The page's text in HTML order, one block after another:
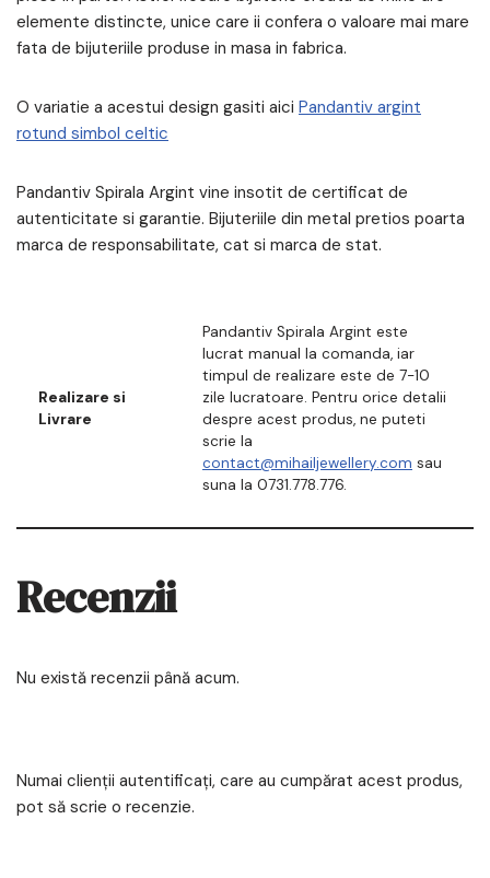
elemente distincte, unice care ii confera o valoare mai mare
fata de bijuteriile produse in masa in fabrica.
O variatie a acestui design gasiti aici Pandantiv argint
rotund simbol celtic
Pandantiv Spirala Argint vine insotit de certificat de
autenticitate si garantie. Bijuteriile din metal pretios poarta
marca de responsabilitate, cat si marca de stat.
Realizare si
Livrare
Pandantiv Spirala Argint este
lucrat manual la comanda, iar
timpul de realizare este de 7-10
zile lucratoare. Pentru orice detalii
despre acest produs, ne puteti
scrie la
contact@mihailjewellery.com sau
suna la 0731.778.776.
Recenzii
Nu există recenzii până acum.
Numai clienții autentificați, care au cumpărat acest produs,
pot să scrie o recenzie.